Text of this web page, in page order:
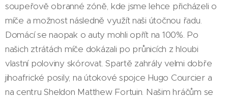
soupeřově obranné zóně, kde jsme lehce přicházeli o
míče a možnost následně využít naši útočnou řadu.
Domácí se naopak o auty mohli opřít na 100%. Po
našich ztrátách míče dokázali po průnicích z hloubi
vlastní poloviny skórovat. Spartě zahrály velmi dobře
jihoafrické posily, na útokové spojce Hugo Courcier a
na centru Sheldon Matthew Fortuin. Našim hráčům se